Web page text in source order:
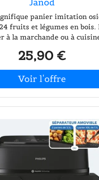
panier imitation
fruits et légumes en bois.
à la marchande ou à
25,90 €